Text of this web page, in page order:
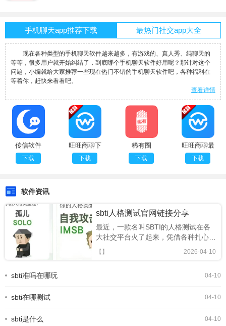
手机聊天app推荐下载 最热门社交app大全
现在各种类型的手机聊天软件越来越多，有游戏的、真人秀、纯聊天的
等等，很多用户就开始纠结了，到底哪个手机聊天软件好用呢？那针对这个
问题，小编就给大家推荐一些现在热门不错的手机聊天软件吧，各种福利在
等着你，赶快来看看吧。
查看详情
传信软件
下载
旺旺商聊下
载
下载
稀有圈
下载
旺旺商聊最
新版
下载
软件资讯
sbti人格测试官网链接分享
最近，一款名叫SBTI的人格测试在各
大社交平台火了起来，凭借各种扎心又
搞笑的精神状态标签，迅速成为年轻人
的新型社交暗号。很多人跟风玩梗，却
么。今天就为大家整理出 SBTI 在线测
松一键测出你的专属人格。SBTI人格
2026-04-10
【】
04-10
sbti准吗在哪玩
04-10
sbti在哪测试
04-10
sbti是什么